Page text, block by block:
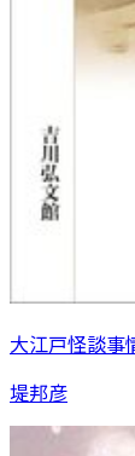
大江戸怪談事
堤邦彦